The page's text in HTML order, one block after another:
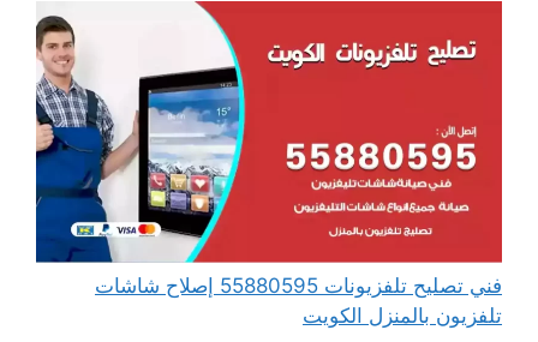
فني تصليح تلفزيونات 55880595 إصلاح شاشات
تلفزيون بالمنزل الكويت